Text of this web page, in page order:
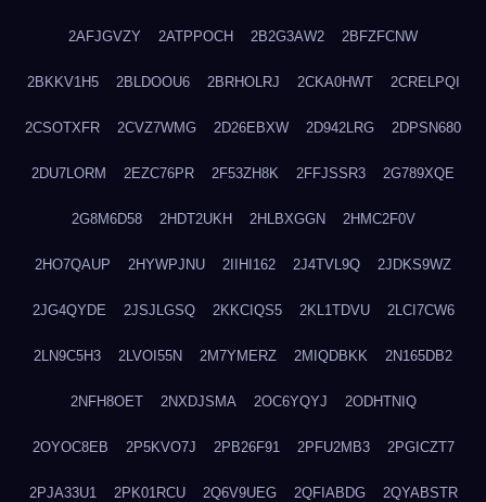
2AFJGVZY 2ATPPOCH 2B2G3AW2 2BFZFCNW
2BKKV1H5 2BLDOOU6 2BRHOLRJ 2CKA0HWT 2CRELPQI
2CSOTXFR 2CVZ7WMG 2D26EBXW 2D942LRG 2DPSN680
2DU7LORM 2EZC76PR 2F53ZH8K 2FFJSSR3 2G789XQE
2G8M6D58 2HDT2UKH 2HLBXGGN 2HMC2F0V
2HO7QAUP 2HYWPJNU 2IIHI162 2J4TVL9Q 2JDKS9WZ
2JG4QYDE 2JSJLGSQ 2KKCIQS5 2KL1TDVU 2LCI7CW6
2LN9C5H3 2LVOI55N 2M7YMERZ 2MIQDBKK 2N165DB2
2NFH8OET 2NXDJSMA 2OC6YQYJ 2ODHTNIQ
2OYOC8EB 2P5KVO7J 2PB26F91 2PFU2MB3 2PGICZT7
2PJA33U1 2PK01RCU 2Q6V9UEG 2QFIABDG 2QYABSTR